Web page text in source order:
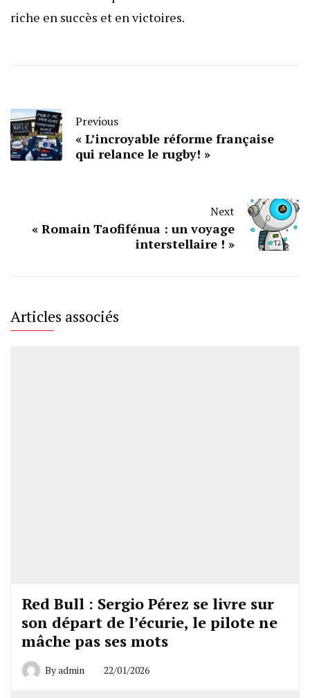
riche en succès et en victoires.
Previous
« L’incroyable réforme française
qui relance le rugby! »
Next
« Romain Taofifénua : un voyage
interstellaire ! »
Articles associés
Red Bull : Sergio Pérez se livre sur
son départ de l’écurie, le pilote ne
mâche pas ses mots
Byadmin 22/01/2026